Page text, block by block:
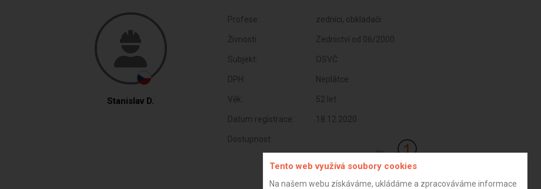
Stanislav D.
Profese: zedníci, obkladači
Živnosti: Zednictví od 06/2000
Subjekt: OSVČ
DPH: Neplátce
Věk: 52 let
Datum registrace: 18.12.2020
Dostupnost:
Tento web využívá soubory cookies
Na našem webu získáváme, ukládáme a zpracováváme informace